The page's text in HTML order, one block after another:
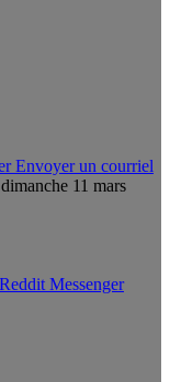
Envoyer un courriel
11 mars
Reddit Messenger